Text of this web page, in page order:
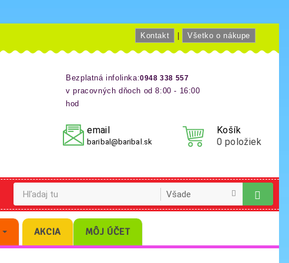
Kontakt Všetko o nákupe
Bezplatná infolinka:0948 338 557
v pracovných dňoch od 8:00 - 16:00
hod
Košík
0 položiek
email
baribal@baribal.sk
AKCIA MÔJ ÚČET